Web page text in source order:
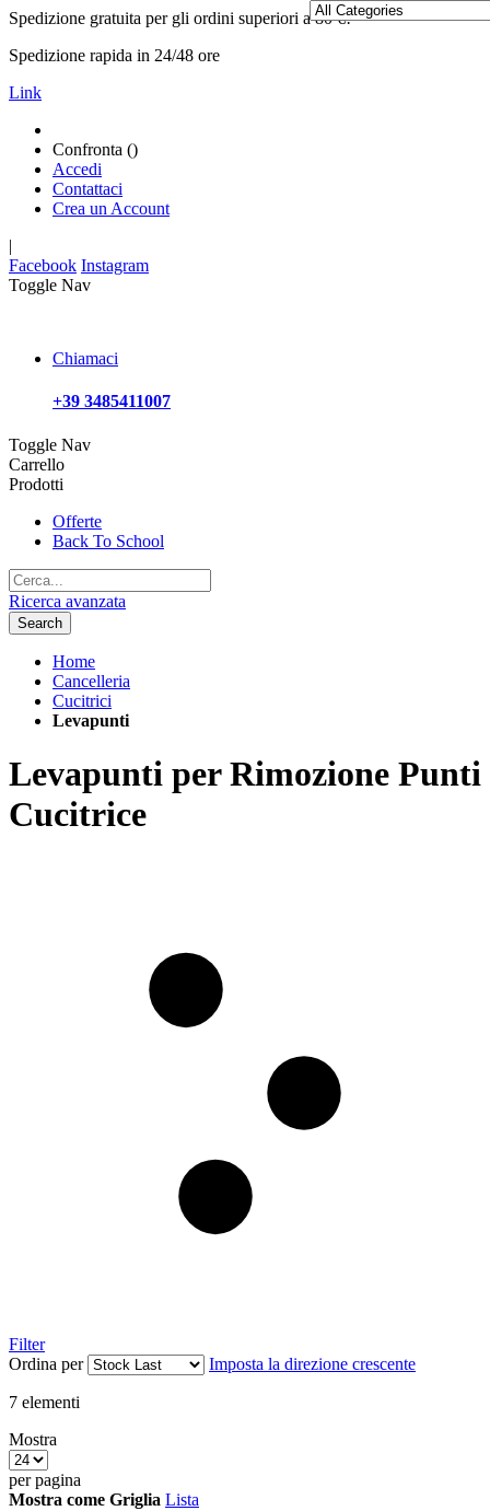
Spedizione gratuita per gli ordini superiori a 80 €!
Spedizione rapida in 24/48 ore
Link
Confronta ()
Accedi
Contattaci
Crea un Account
|
Facebook Instagram
Toggle Nav
Chiamaci
+39 3485411007
Toggle Nav
Carrello
Prodotti
Offerte
Back To School
Ricerca avanzata
Search
Home
Cancelleria
Cucitrici
Levapunti
Levapunti per Rimozione Punti
Cucitrice
Filter
Ordina per
Imposta la direzione crescente
7 elementi
Mostra
per pagina
Mostra come Griglia Lista